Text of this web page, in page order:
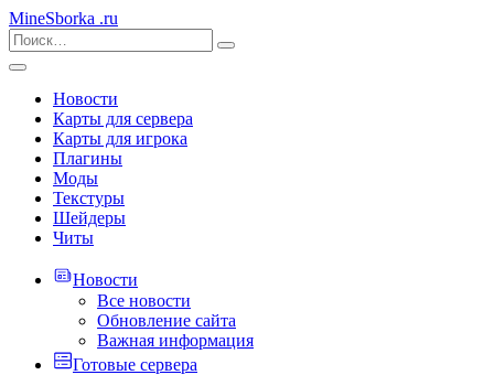
MineSborka .ru
Новости
Карты для сервера
Карты для игрока
Плагины
Моды
Текстуры
Шейдеры
Читы
Новости
Все новости
Обновление сайта
Важная информация
Готовые сервера